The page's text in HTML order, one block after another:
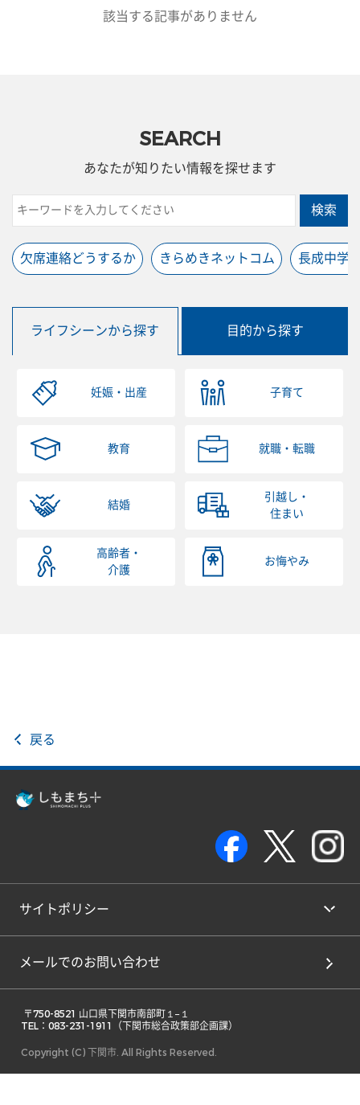
該当する記事がありません
SEARCH
あなたが知りたい情報を探せます
検索
欠席連絡どうするか きらめきネットコム 長成中学
ライフシーンから探す 目的から探す
妊娠・出産 子育て
教育 就職・転職
結婚
引越し・
住まい
高齢者・
介護
お悔やみ
戻る
サイトポリシー
メールでのお問い合わせ
TEL：083-231-1911（下関市総合政策部企画課）
Copyright (C) 下関市. All Rights Reserved.